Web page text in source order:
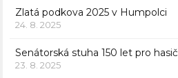
Zlatá podkova 2025 v Humpolci
24. 8. 2025
Senátorská stuha 150 let pro
23. 8. 2025